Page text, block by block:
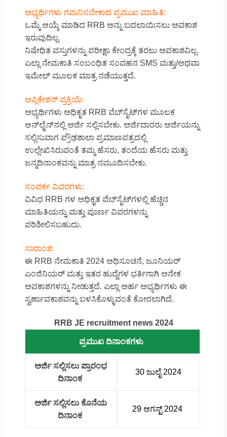
ಅಭ್ಯರ್ಥಿಗಳು ಗಮನಿಸಬೇಕಾದ ಪ್ರಮುಖ ಮಾಹಿತಿ:
ಒಮ್ಮೆ ಆಯ್ಕೆ ಮಾಡಿದ RRB ಅನ್ನು ಬದಲಾಯಿಸಲು ಅವಕಾಶ
ಇರುವುದಿಲ್ಲ.
ನಿಷೇಧಿತ ವಸ್ತುಗಳನ್ನು ಪರೀಕ್ಷಾ ಕೇಂದ್ರಕ್ಕೆ ತರಲು ಅವಕಾಶವಿಲ್ಲ.
ಎಲ್ಲಾ ನೇಮಕಾತಿ ಸಂಬಂಧಿತ ಸಂವಹನ SMS ಮತ್ತು/ಅಥವಾ
ಇಮೇಲ್ ಮೂಲಕ ಮಾತ್ರ ನಡೆಯುತ್ತದೆ.
ಅಪ್ಲಿಕೇಶನ್ ಪ್ರಕ್ರಿಯೆ:
ಅಭ್ಯರ್ಥಿಗಳು ಅಧಿಕೃತ RRB ವೆಬ್‌ಸೈಟ್‌ಗಳ ಮೂಲಕ
ಆನ್‌ಲೈನ್‌ನಲ್ಲಿ ಅರ್ಜಿ ಸಲ್ಲಿಸಬೇಕು. ಅರ್ಜಿದಾರರು ಅರ್ಜಿಯನ್ನು
ಸಲ್ಲಿಸುವಾಗ ಪ್ರೌಢಶಾಲಾ ಪ್ರಮಾಣಪತ್ರದಲ್ಲಿ
ಉಲ್ಲೇಖಿಸಿರುವಂತೆ ತಮ್ಮ ಹೆಸರು, ತಂದೆಯ ಹೆಸರು ಮತ್ತು
ಜನ್ಮದಿನಾಂಕವನ್ನು ಮಾತ್ರ ನಮೂದಿಸಬೇಕು.
ಸಂಪರ್ಕ ವಿವರಗಳು:
ವಿವಿಧ RRB ಗಳ ಅಧಿಕೃತ ವೆಬ್‌ಸೈಟ್‌ಗಳಲ್ಲಿ ಹೆಚ್ಚಿನ
ಮಾಹಿತಿಯನ್ನು ಮತ್ತು ಪೂರ್ಣ ವಿವರಗಳನ್ನು
ಪರಿಶೀಲಿಸಬಹುದು.
ಸಾರಾಂಶ:
ಈ RRB ನೇಮಕಾತಿ 2024 ಅಧಿಸೂಚನೆ, ಜೂನಿಯರ್
ಎಂಜಿನಿಯರ್ ಮತ್ತು ಇತರ ಹುದ್ದೆಗಳ ಭರ್ತಿಗಾಗಿ ಅನೇಕ
ಅವಕಾಶಗಳನ್ನು ನೀಡುತ್ತದೆ. ಎಲ್ಲಾ ಅರ್ಹ ಅಭ್ಯರ್ಥಿಗಳು ಈ
ಸ್ವರ್ಣಾವಕಾಶವನ್ನು ಬಳಸಿಕೊಳ್ಳುವಂತೆ ಕೋರಲಾಗಿದೆ.
RRB JE recruitment news 2024
ಪ್ರಮುಖ ದಿನಾಂಕಗಳು
ಅರ್ಜಿ ಸಲ್ಲಿಸಲು ಪ್ರಾರಂಭ
ದಿನಾಂಕ
30ಜುಲೈ 2024
ಅರ್ಜಿ ಸಲ್ಲಿಸಲು ಕೊನೆಯ
ದಿನಾಂಕ
29 ಆಗಸ್ಟ್ 2024